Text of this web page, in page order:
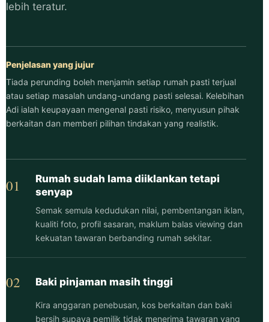
lebih teratur.
Penjelasan yang jujur
Tiada perunding boleh menjamin setiap rumah pasti terjual
atau setiap masalah undang-undang pasti selesai. Kelebihan
Adi ialah keupayaan mengenal pasti risiko, menyusun pihak
berkaitan dan memberi pilihan tindakan yang realistik.
01
Rumah sudah lama diiklankan tetapi
senyap
Semak semula kedudukan nilai, pembentangan iklan,
kualiti foto, profil sasaran, maklum balas viewing dan
kekuatan tawaran berbanding rumah sekitar.
02 Baki pinjaman masih tinggi
Kira anggaran penebusan, kos berkaitan dan baki
bersih supaya pemilik tidak menerima tawaran yang